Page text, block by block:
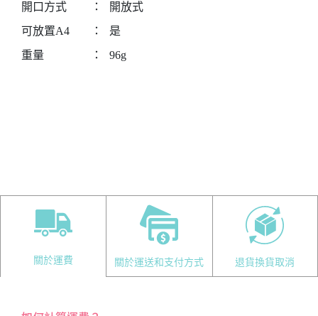
開口方式
：
開放式
可放置A4
：
是
重量
： 96g
關於運費 關於運送和支付方式 退貨換貨取消